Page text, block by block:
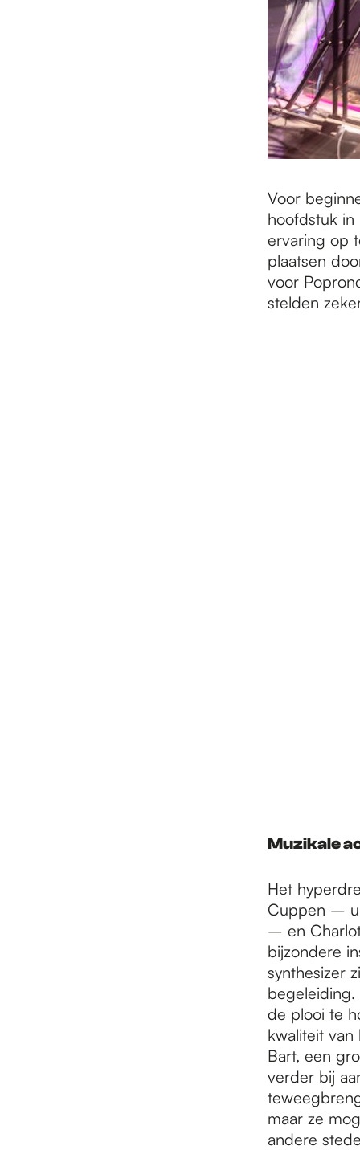
Voor
hoofdstuk in
ervaring op
plaatsen
voor
stelden
Muzikale
Het
Cuppen –
– en
bijzondere
synthesizer
de plooi te
kwaliteit
Bart, een
verder bij
maar ze
andere